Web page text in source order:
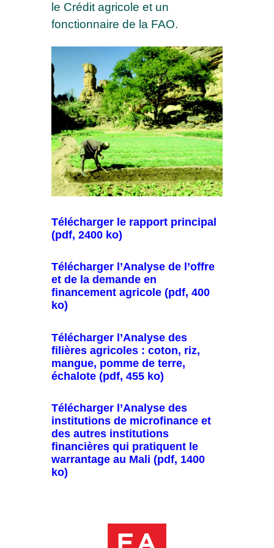
le Crédit agricole et un
fonctionnaire de la FAO.
Télécharger le rapport principal
(pdf, 2400 ko)
Télécharger l’Analyse de l’offre
et de la demande en
financement agricole (pdf, 400
ko)
Télécharger l’Analyse des
filières agricoles : coton, riz,
mangue, pomme de terre,
échalote (pdf, 455 ko)
Télécharger l’Analyse des
institutions de microfinance et
des autres institutions
financières qui pratiquent le
warrantage au Mali (pdf, 1400
ko)